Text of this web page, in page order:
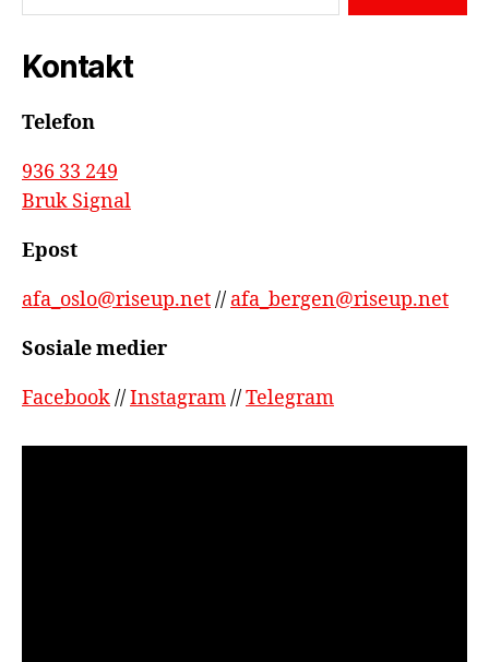
Kontakt
Telefon
936 33 249
Bruk Signal
Epost
afa_oslo@riseup.net// afa_bergen@riseup.net
Sosiale medier
Facebook//Instagram//Telegram